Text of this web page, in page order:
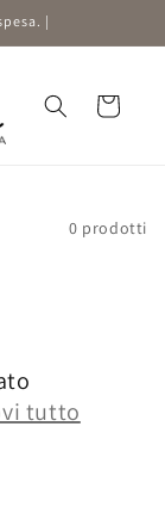
|
Carrello
0 prodotti
tutto